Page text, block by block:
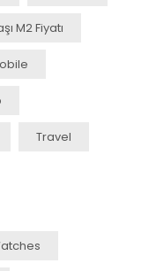
M2 Fiyatı
Travel